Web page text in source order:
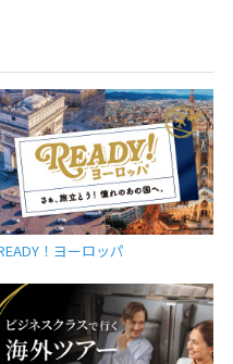
！ヨーロッパ